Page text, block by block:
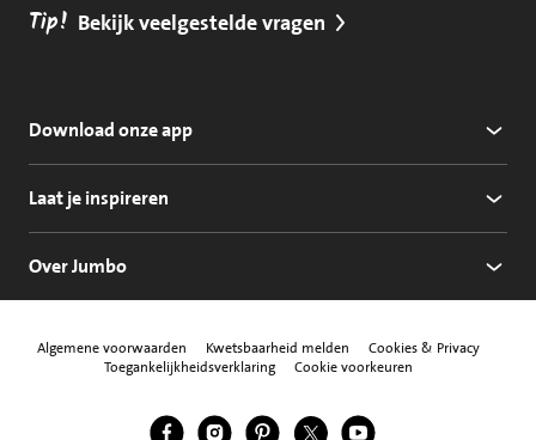
Tip! Bekijk veelgestelde vragen
Download onze app
Laat je inspireren
Over Jumbo
Algemene voorwaarden Kwetsbaarheid melden
Cookies & Privacy
Toegankelijkheidsverklaring
Cookie voorkeuren
Volg ons
Jumbo Facebook
Jumbo Instagram
Jumbo Pinterest
Jumbo Twitter
Jumbo YouTube